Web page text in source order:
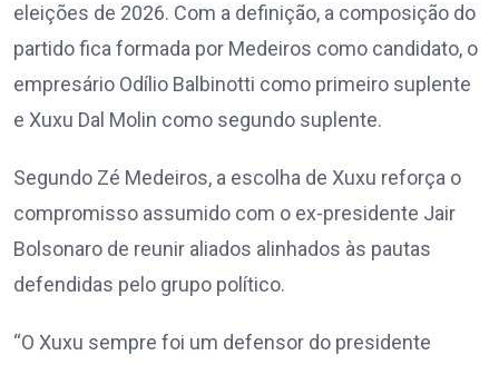
eleições de 2026. Com a definição, a composição do
partido fica formada por Medeiros como candidato, o
empresário Odílio Balbinotti como primeiro suplente
e Xuxu Dal Molin como segundo suplente.
Segundo Zé Medeiros, a escolha de Xuxu reforça o
compromisso assumido com o ex-presidente Jair
Bolsonaro de reunir aliados alinhados às pautas
defendidas pelo grupo político.
“O Xuxu sempre foi um defensor do presidente